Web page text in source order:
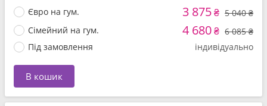
Євро на гум.
3 875₴ 5 040 ₴
Сімейний на гум.
4 680₴ 6 085 ₴
Під замовлення
індивідуально
В кошик